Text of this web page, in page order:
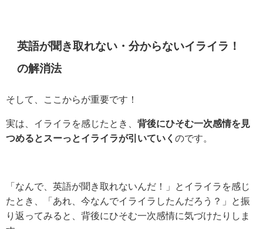
英語が聞き取れない・分からないイライラ！
の解消法
そして、ここからが重要です！
実は、イライラを感じたとき、 背後にひそむ一次感情を見
つめるとスーっとイライラが引いていく のです。
「なんで、英語が聞き取れないんだ！」とイライラを感じ
たとき、「あれ、今なんでイライラしたんだろう？」と振
り返ってみると、背後にひそむ一次感情に気づけたりしま